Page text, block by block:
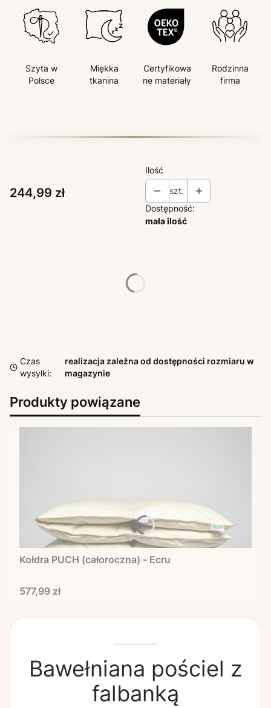
Szyta w
Polsce
Miękka
tkanina
Certyfikowa
ne materiały
Rodzinna
firma
Cena
244,99 zł
Ilość
szt.
Dostępność:
mała ilość
Czas
wysyłki:
realizacja zależna od dostępności rozmiaru w
magazynie
Produkty powiązane
Kołdra PUCH (całoroczna) - Ecru
Cena
577,99 zł
Bawełniana pościel z
falbanką